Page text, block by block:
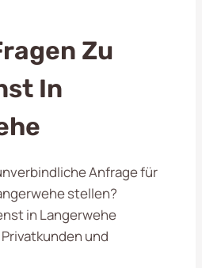
Zu
In
Anfrage für
stellen?
in Langerwehe
und